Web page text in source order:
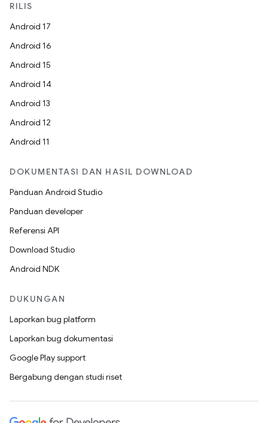
RILIS
Android 17
Android 16
Android 15
Android 14
Android 13
Android 12
Android 11
DOKUMENTASI DAN HASIL DOWNLOAD
Panduan Android Studio
Panduan developer
Referensi API
Download Studio
Android NDK
DUKUNGAN
Laporkan bug platform
Laporkan bug dokumentasi
Google Play support
Bergabung dengan studi riset